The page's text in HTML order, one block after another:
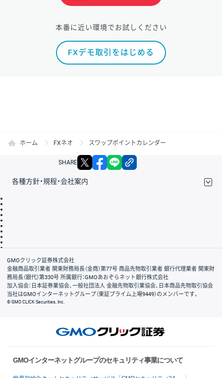
本番に近い環境でお試しください
FXデモ取引をはじめる
ホーム FXネオ スワップポイントカレンダー
SHARE X facebook
各種方針・規程・会社案内
会社案内
GMOクリック証券株式会社
金融商品取引業者 関東財務局長（金商）第77号 商品先物取引業者 銀行代理業者 関東財
務局長（銀代）第330号 所属銀行：GMOあおぞらネット銀行株式会社
加入協会：日本証券業協会、一般社団法人 金融先物取引業協会、日本商品先物取引協会
当社はGMOインターネットグループ（東証プライム上場9449）のメンバーです。
© GMO CLICK Securities, Inc.
GMOインターネットグループのセキュリティ事業について